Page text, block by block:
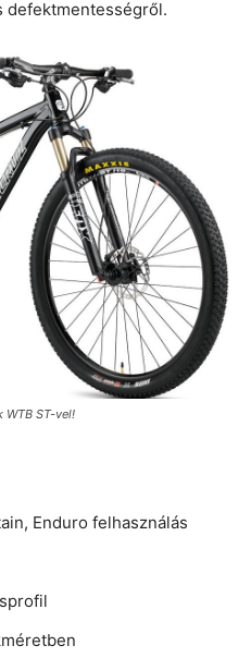
defektmentességről.
WTB ST-vel!
Enduro felhasználás